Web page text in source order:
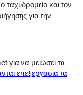
ταχυδρομείο και τον
για την
για να μειώσει τα
επεξεργασία τα